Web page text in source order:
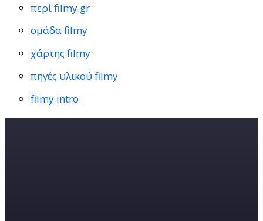
περί filmy.gr
ομάδα filmy
χάρτης filmy
πηγές υλικού filmy
filmy intro